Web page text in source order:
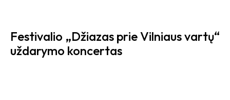
Festivalio „Džiazas prie Vilniaus vartų“
uždarymo koncertas